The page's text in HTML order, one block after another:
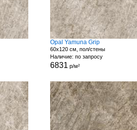
Opal Yamuna Grip
60x120 см, пол/стены
Наличие: по запросу
6831 р/м²